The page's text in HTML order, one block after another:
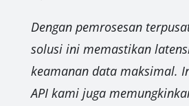
Dengan pemrosesan
solusi ini memastikan
keamanan data maksimal.
API kami juga